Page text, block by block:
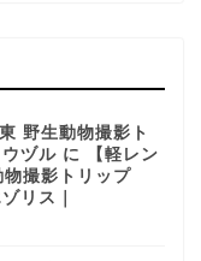
野生動物撮影ト
ヅル に
【軽レン
物撮影トリップ
リス｜